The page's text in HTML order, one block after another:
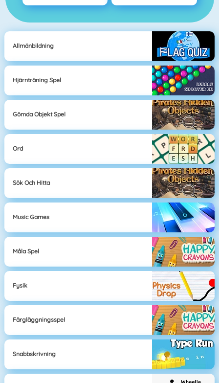
Allmänbildning
Hjärnträning Spel
Gömda Objekt Spel
Ord
Sök Och Hitta
Music Games
Måla Spel
Fysik
Färgläggningsspel
Snabbskrivning